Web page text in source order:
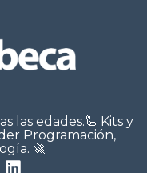
las edades.🦾 Kits y
Programación,
🚀